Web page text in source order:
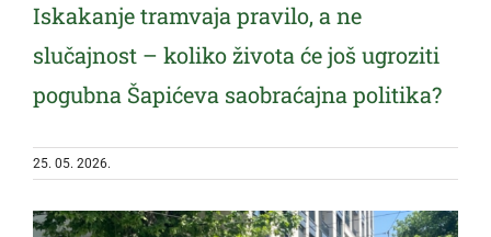
Iskakanje tramvaja pravilo, a ne
slučajnost – koliko života će još ugroziti
pogubna Šapićeva saobraćajna politika?
25. 05. 2026.